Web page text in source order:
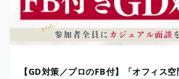
【GD対策／プロのFB付】「オフィス